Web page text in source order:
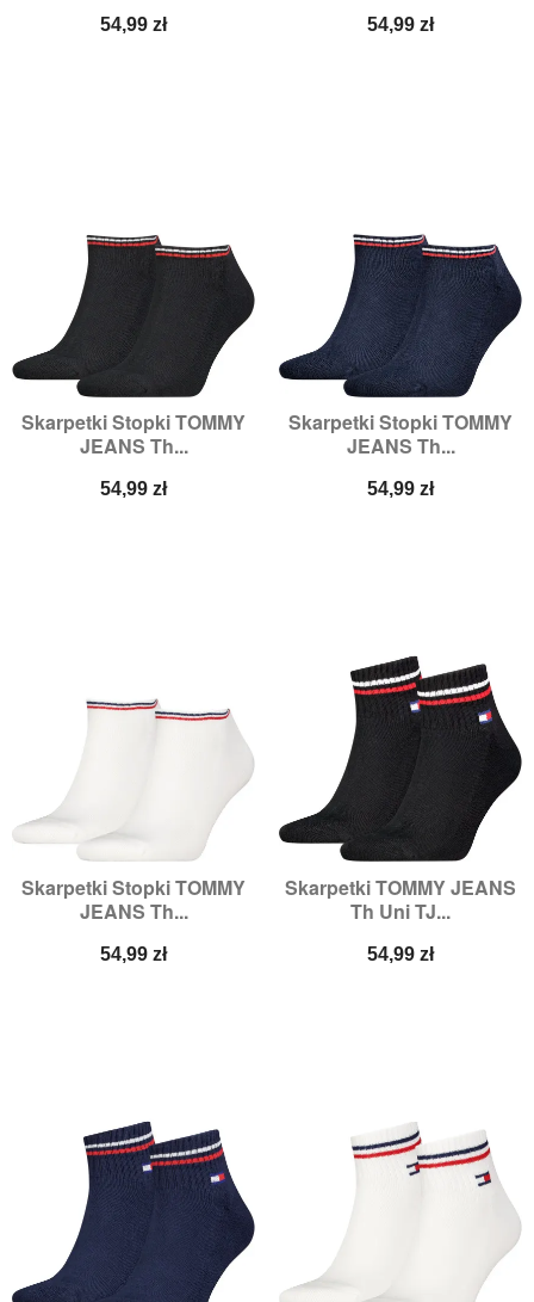
Cena
54,99 zł Cena
54,99 zł
Skarpetki Stopki TOMMY
JEANS Th...
Cena
54,99 zł
Skarpetki Stopki TOMMY
JEANS Th...
Cena
54,99 zł
Skarpetki Stopki TOMMY
JEANS Th...
Cena
54,99 zł
Skarpetki TOMMY JEANS
Th Uni TJ...
Cena
54,99 zł